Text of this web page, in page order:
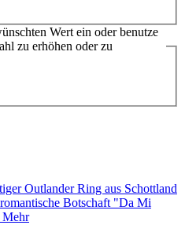
Wert ein oder benutze
zu erhöhen oder zu
Outlander Ring aus Schottland
Botschaft "Da Mi
Mehr